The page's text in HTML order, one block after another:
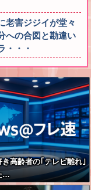
老害ジジイが堂々
への合図と勘違い
・・・
高齢者の｢テレビ離れ｣
…